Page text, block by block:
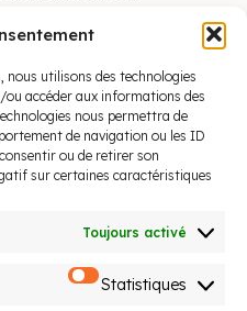
nous utilisons des technologies
accéder aux informations des
nous permettra de
de navigation ou les ID
ou de retirer son
sur certaines caractéristiques
Toujours activé
Statistiques
le début de la construction et sans
de la Sagec nous aurions eu plus